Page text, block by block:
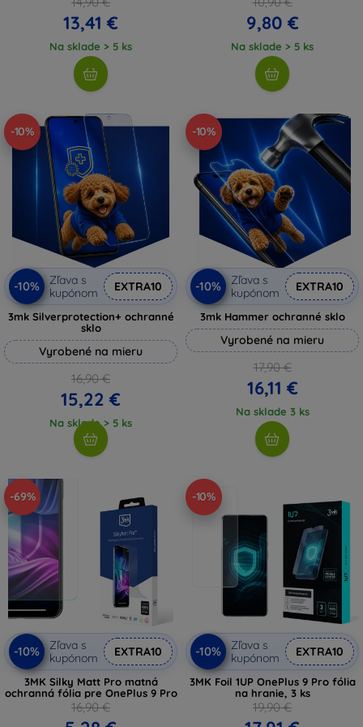
13,41 €
Na sklade > 5 ks
9,80 €
Na sklade > 5 ks
-10%
-10%
Zľava s
kupónom
EXTRA10
3mk Silverprotection+ ochranné
sklo
Vyrobené na mieru
16,90 €
15,22 €
Na sklade > 5 ks
-10%
-10%
Zľava s
kupónom
EXTRA10
3mk Hammer ochranné sklo
Vyrobené na mieru
17,90 €
16,11 €
Na sklade 3 ks
-69%
-10%
Zľava s
kupónom
EXTRA10
3MK Silky Matt Pro matná
ochranná fólia pre OnePlus 9 Pro
16,90 €
-10%
-10%
Zľava s
kupónom
EXTRA10
3MK Foil 1UP OnePlus 9 Pro fólia
na hranie, 3 ks
19,90 €